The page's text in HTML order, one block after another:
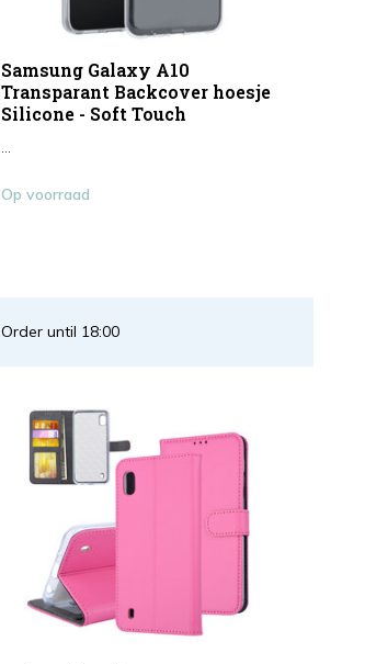
Samsung Galaxy A10
Transparant Backcover hoesje
Silicone - Soft Touch
...
Op voorraad
Order until 18:00